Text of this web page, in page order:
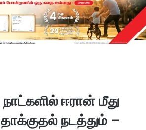
ஈரான் மீது
நடத்தும் –